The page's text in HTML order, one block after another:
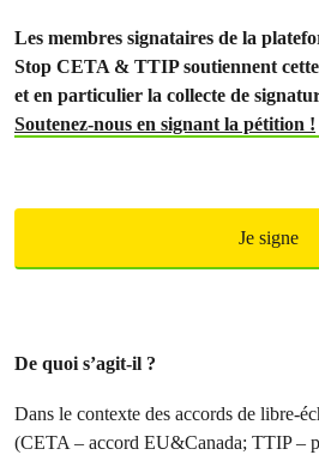
Les membres signataires de la
Stop CETA & TTIP soutiennent
et en particulier la collecte de
Soutenez-nous en signant la pétition !
Je signe
De quoi s’agit-il ?
Dans le contexte des accords de libre-
(CETA – accord EU&Canada; TTIP –